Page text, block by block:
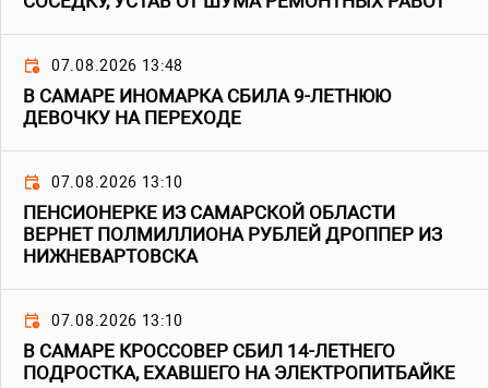
07.08.2026 13:48
В САМАРЕ ИНОМАРКА СБИЛА 9-ЛЕТНЮЮ
ДЕВОЧКУ НА ПЕРЕХОДЕ
07.08.2026 13:10
ПЕНСИОНЕРКЕ ИЗ САМАРСКОЙ ОБЛАСТИ
ВЕРНЕТ ПОЛМИЛЛИОНА РУБЛЕЙ ДРОППЕР ИЗ
НИЖНЕВАРТОВСКА
07.08.2026 13:10
В САМАРЕ КРОССОВЕР СБИЛ 14-ЛЕТНЕГО
ПОДРОСТКА, ЕХАВШЕГО НА ЭЛЕКТРОПИТБАЙКЕ